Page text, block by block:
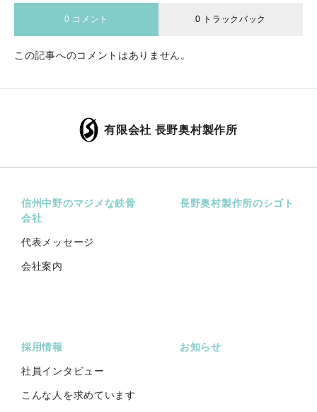
0 コメント 0 トラックバック
この記事へのコメントはありません。
有限会社 長野奥村製作所
信州中野のマジメな鉄骨
会社
代表メッセージ
会社案内
長野奥村製作所のシゴト
採用情報
社員インタビュー
こんな人を求めています
お知らせ